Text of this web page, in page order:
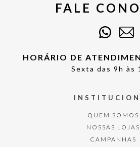
FALE
HORÁRIO DE
Sexta das 9h às
QUEM SOMOS
NOSSAS LOJAS
CAMPANHAS